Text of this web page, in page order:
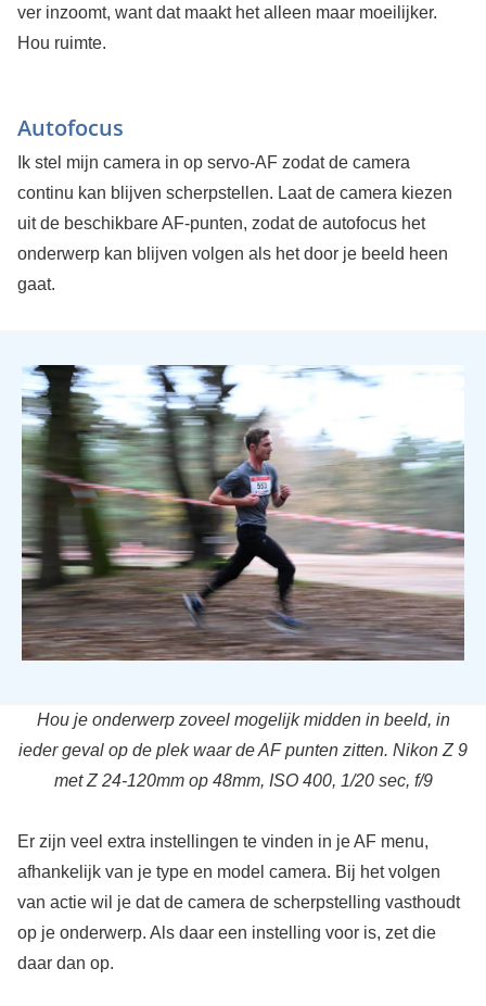
ver inzoomt, want dat maakt het alleen maar moeilijker.
Hou ruimte.
Autofocus
Ik stel mijn camera in op servo-AF zodat de camera
continu kan blijven scherpstellen. Laat de camera kiezen
uit de beschikbare AF-punten, zodat de autofocus het
onderwerp kan blijven volgen als het door je beeld heen
gaat.
Hou je onderwerp zoveel mogelijk midden in beeld, in
ieder geval op de plek waar de AF punten zitten. Nikon Z 9
met Z 24-120mm op 48mm, ISO 400, 1/20 sec, f/9
Er zijn veel extra instellingen te vinden in je AF menu,
afhankelijk van je type en model camera. Bij het volgen
van actie wil je dat de camera de scherpstelling vasthoudt
op je onderwerp. Als daar een instelling voor is, zet die
daar dan op.